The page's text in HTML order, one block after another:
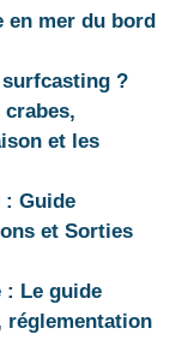
en mer du bord
?
et les
: Guide
et Sorties
: Le guide
réglementation